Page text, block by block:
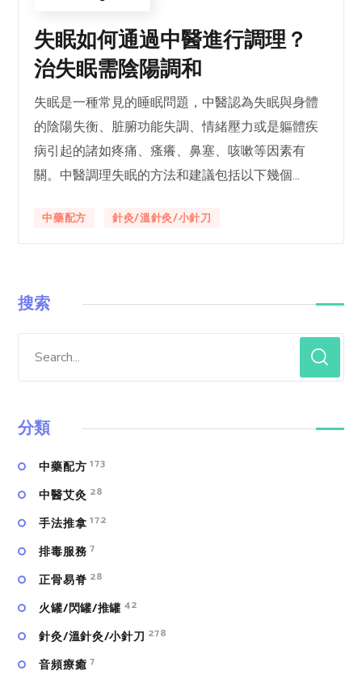
失眠如何通過中醫進行調理？
治失眠需陰陽調和
失眠是一種常見的睡眠問題，中醫認為失眠與身體
的陰陽失衡、脏腑功能失調、情緒壓力或是軀體疾
病引起的諸如疼痛、瘙癢、鼻塞、咳嗽等因素有
關。中醫調理失眠的方法和建議包括以下幾個...
中藥配方 針灸/溫針灸/小針刀
搜索
分類
中藥配方 173
中醫艾灸 28
手法推拿 172
排毒服務 7
正骨易脊 28
火罐/閃罐/推罐 42
針灸/溫針灸/小針刀 278
⾳頻療癒 7